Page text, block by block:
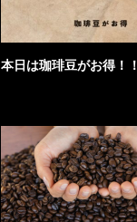
本日は珈琲豆がお得！！